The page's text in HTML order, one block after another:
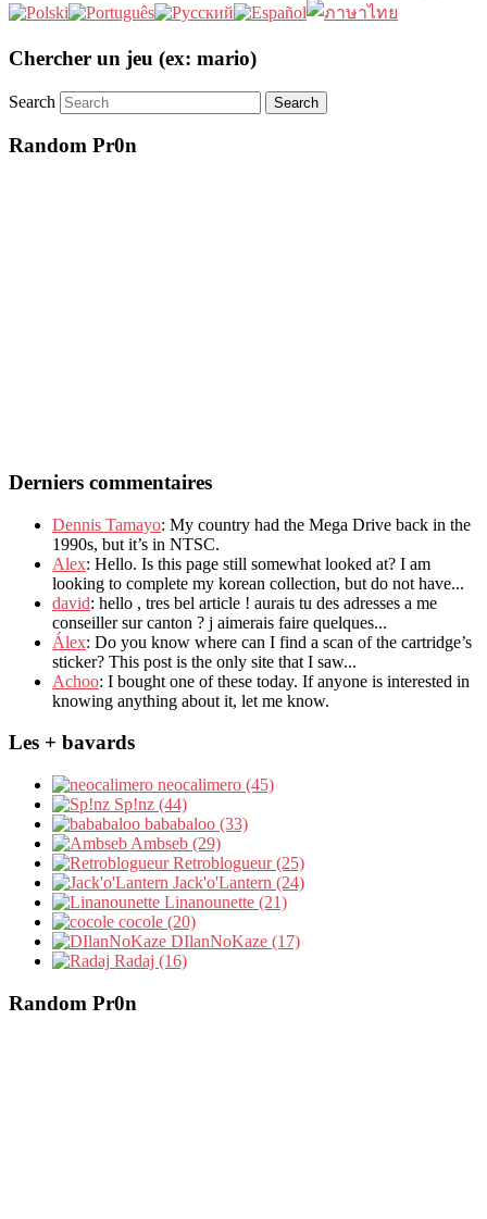
Chercher un jeu (ex: mario)
Search
Random Pr0n
Derniers commentaires
Dennis Tamayo: My country had the Mega Drive back in the
1990s, but it’s in NTSC.
Alex: Hello. Is this page still somewhat looked at? I am
looking to complete my korean collection, but do not have...
david: hello , tres bel article ! aurais tu des adresses a me
conseiller sur canton ? j aimerais faire quelques...
Álex: Do you know where can I find a scan of the cartridge’s
sticker? This post is the only site that I saw...
Achoo: I bought one of these today. If anyone is interested in
knowing anything about it, let me know.
Les + bavards
neocalimero (45)
Sp!nz (44)
bababaloo (33)
Ambseb (29)
Retroblogueur (25)
Jack'o'Lantern (24)
Linanounette (21)
cocole (20)
DIlanNoKaze (17)
Radaj (16)
Random Pr0n